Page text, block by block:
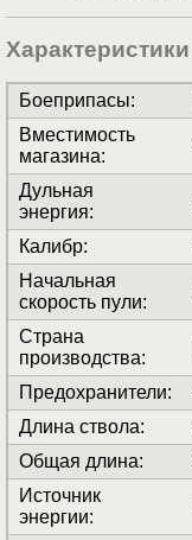
Характеристики
Боеприпасы:
Вместимость
магазина:
Дульная
энергия:
Калибр:
Начальная
скорость пули:
Страна
производства:
Предохранители:
Длина ствола:
Общая длина:
Источник
энергии: